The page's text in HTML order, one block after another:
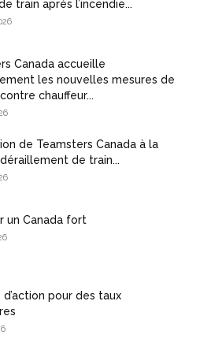
train après l’incendie...
Canada accueille
les nouvelles mesures de
chauffeur...
de Teamsters Canada à la
de train...
un Canada fort
d’action pour des taux